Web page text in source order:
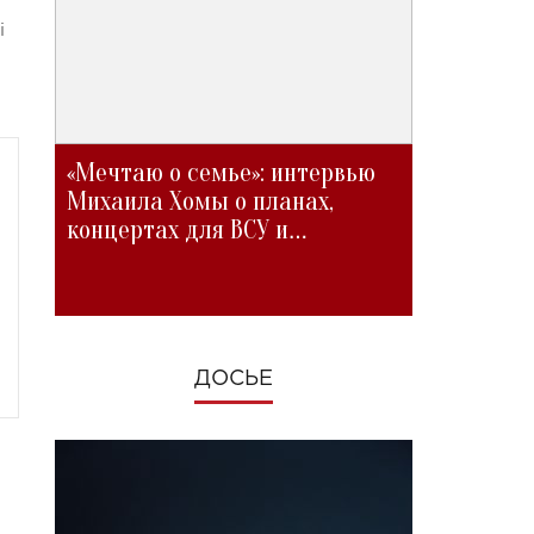
«Мечтаю о семье»: интервью
Михаила Хомы о планах,
концертах для ВСУ и
ДОСЬЕ